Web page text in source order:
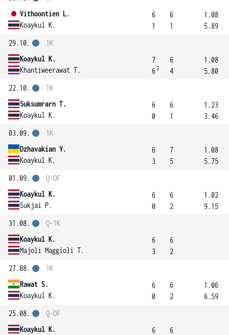
Vithoontien L.
Koaykul K.
6
1
6
1
1.08
5.89
29.10.
Koaykul K.
Khantiweerawat T.
1K
7
62
6
4
1.08
5.80
22.10.
Suksumrarn T.
Koaykul K.
1K
6
0
6
1
1.23
3.46
03.09.
Dzhavakian Y.
Koaykul K.
1K
6
3
7
5
1.08
5.75
01.09.
Koaykul K.
Sukjai P.
Q-OF
6
0
6
2
1.02
9.15
31.08.
Koaykul K.
Majoli Maggioli T.
Q-1K
6
3
6
2
27.08.
Rawat S.
Koaykul K.
1K
6
0
6
2
1.06
6.59
25.08.
Koaykul K.
Q-OF
6
6